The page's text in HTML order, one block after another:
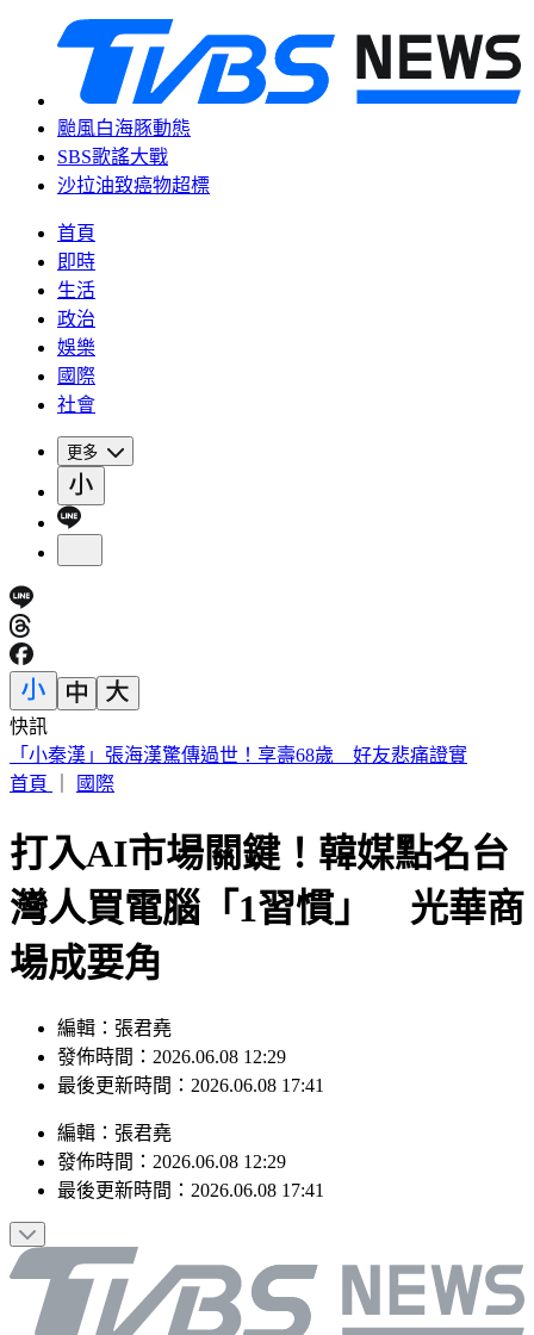
颱風白海豚動態
SBS歌謠大戰
沙拉油致癌物超標
首頁
即時
生活
政治
娛樂
國際
社會
更多
快訊
高雄金獅湖驚悚掛男屍！「衣著整齊」身分曝 民眾目擊嚇壞
首頁
國際
打入AI市場關鍵！韓媒點名台
灣人買電腦「1習慣」 光華商
場成要角
編輯：張君堯
發佈時間：2026.06.08 12:29
最後更新時間：2026.06.08 17:41
編輯 ： 張君堯
發佈時間： 2026.06.08 12:29
最後更新時間： 2026.06.08 17:41